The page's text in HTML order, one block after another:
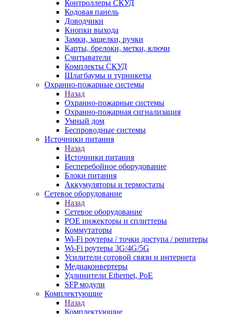
Контроллеры СКУД
Кодовая панель
Доводчики
Кнопки выхода
Замки, защелки, ручки
Карты, брелоки, метки, ключи
Считыватели
Комплекты СКУД
Шлагбаумы и турникеты
Охранно-пожарные системы
Назад
Охранно-пожарные системы
Охранно-пожарная сигнализация
Умный дом
Беспроводные системы
Источники питания
Назад
Источники питания
Бесперебойное оборудование
Блоки питания
Аккумуляторы и термостаты
Сетевое оборудование
Назад
Сетевое оборудование
POE инжекторы и сплиттеры
Коммутаторы
Wi-Fi роутеры / точки доступа / репитеры
Wi-Fi роутеры 3G/4G/5G
Усилители сотовой связи и интернета
Медиаконвертеры
Удлинители Ethernet, PoE
SFP модули
Комплектующие
Назад
Комплектующие